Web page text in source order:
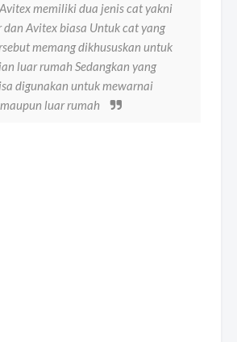
memiliki dua jenis cat yakni
dan Avitex biasa Untuk cat yang
memang dikhususkan untuk
luar rumah Sedangkan yang
digunakan untuk mewarnai
luar rumah